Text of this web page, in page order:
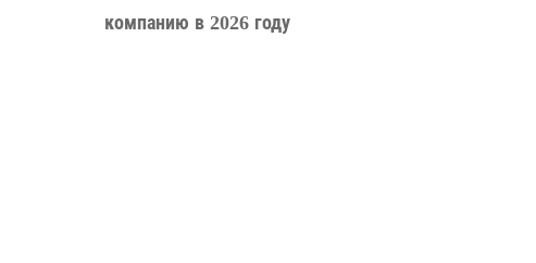
компанию в 2026 году